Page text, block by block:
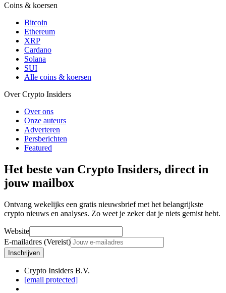
Coins & koersen
Bitcoin
Ethereum
XRP
Cardano
Solana
SUI
Alle coins & koersen
Over Crypto Insiders
Over ons
Onze auteurs
Adverteren
Persberichten
Featured
Het beste van Crypto Insiders, direct in
jouw mailbox
Ontvang wekelijks een gratis nieuwsbrief met het belangrijkste
crypto nieuws en analyses. Zo weet je zeker dat je niets gemist hebt.
Website
E-mailadres (Vereist)
Inschrijven
Crypto Insiders B.V.
[email protected]